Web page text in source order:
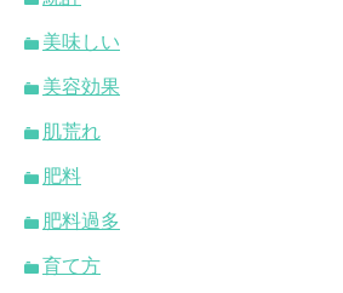
美味しい
美容効果
肌荒れ
肥料
肥料過多
育て方